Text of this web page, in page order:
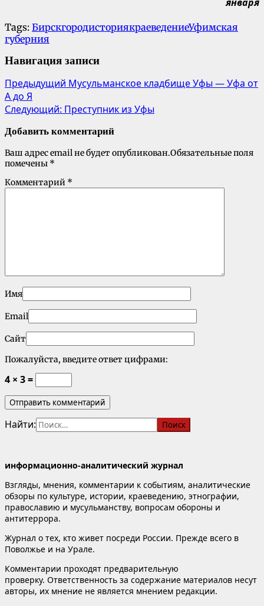
Tags: БирскгородисториякраеведениеУфимская
губерния
Навигация записи
Предыдущий Мусульманское кладбище Уфы — Уфа от
А до Я
Следующий: Преступник из Уфы
Добавить комментарий
Ваш адрес email не будет опубликован.Обязательные поля
помечены *
Комментарий *
Имя
Email
Сайт
Пожалуйста, введите ответ цифрами:
4 × 3 =
Найти:
информационно-аналитический журнал
Взгляды, мнения, комментарии к событиям, аналитические
обзоры по культуре, истории, краеведению, этнографии,
православию и мусульманству, вопросам обороны и
антитеррора.
Журнал о тех, кто живет посреди России. Прежде всего в
Поволжье и на Урале.
Комментарии проходят предварительную
проверку. Ответственность за содержание материалов несут
авторы, их мнение не является мнением редакции.